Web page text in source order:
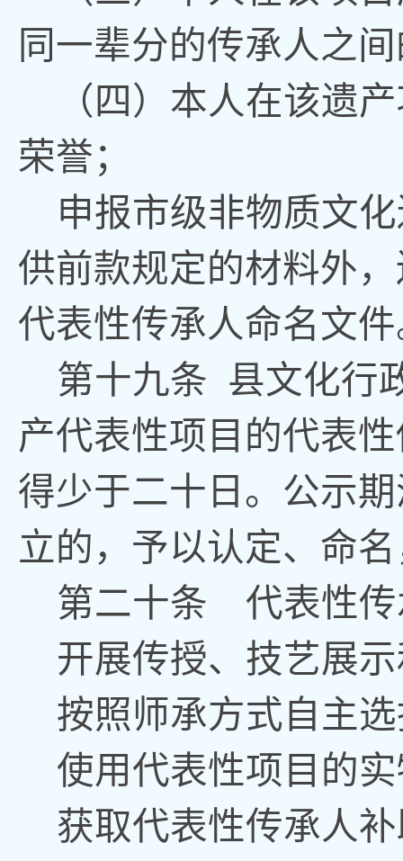
同一辈分的传承人之
（四）本人在该遗
荣誉；
申报市级非物质文
供前款规定的材料外
代表性传承人命名文件
第十九条 县文化行
产代表性项目的代表
得少于二十日 。 公示
立的 ， 予以认定、 命名
第二十条 代表性
开展传授、技艺展
按照师承方式自主
使用代表性项目的
获取代表性传承人